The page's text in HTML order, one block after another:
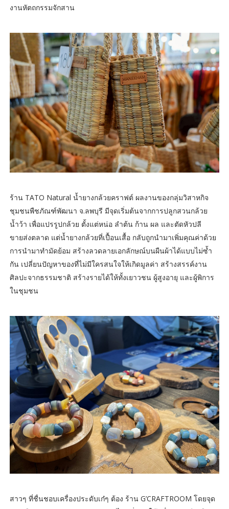
งานหัตถกรรมจักสาน
ร้าน TATO Natural น้ำยางกล้วยคราฟต์ ผลงานของกลุ่มวิสาหกิจ
ชุมชนพืชภัณฑ์พัฒนา จ.ลพบุรี มีจุดเริ่มต้นจากการปลูกสวนกล้วย
น้ำว้า เพื่อแปรรูปกล้วย ตั้งแต่หน่อ ลำต้น ก้าน ผล และตัดหัวปลี
ขายส่งตลาด แต่น้ำยางกล้วยที่เปื้อนเสื้อ กลับถูกนำมาเพิ่มคุณค่าด้วย
การนำมาทำมัดย้อม สร้างลวดลายเอกลักษณ์บนผืนผ้าได้แบบไม่ซ้ำ
กัน เปลี่ยนปัญหาของที่ไม่มีใครสนใจให้เกิดมูลค่า สร้างสรรค์งาน
ศิลปะจากธรรมชาติ สร้างรายได้ให้ทั้งเยาวชน ผู้สูงอายุ และผู้พิการ
ในชุมชน
สาวๆ ที่ชื่นชอบเครื่องประดับเก๋ๆ ต้อง ร้าน G’CRAFTROOM โดยจุด